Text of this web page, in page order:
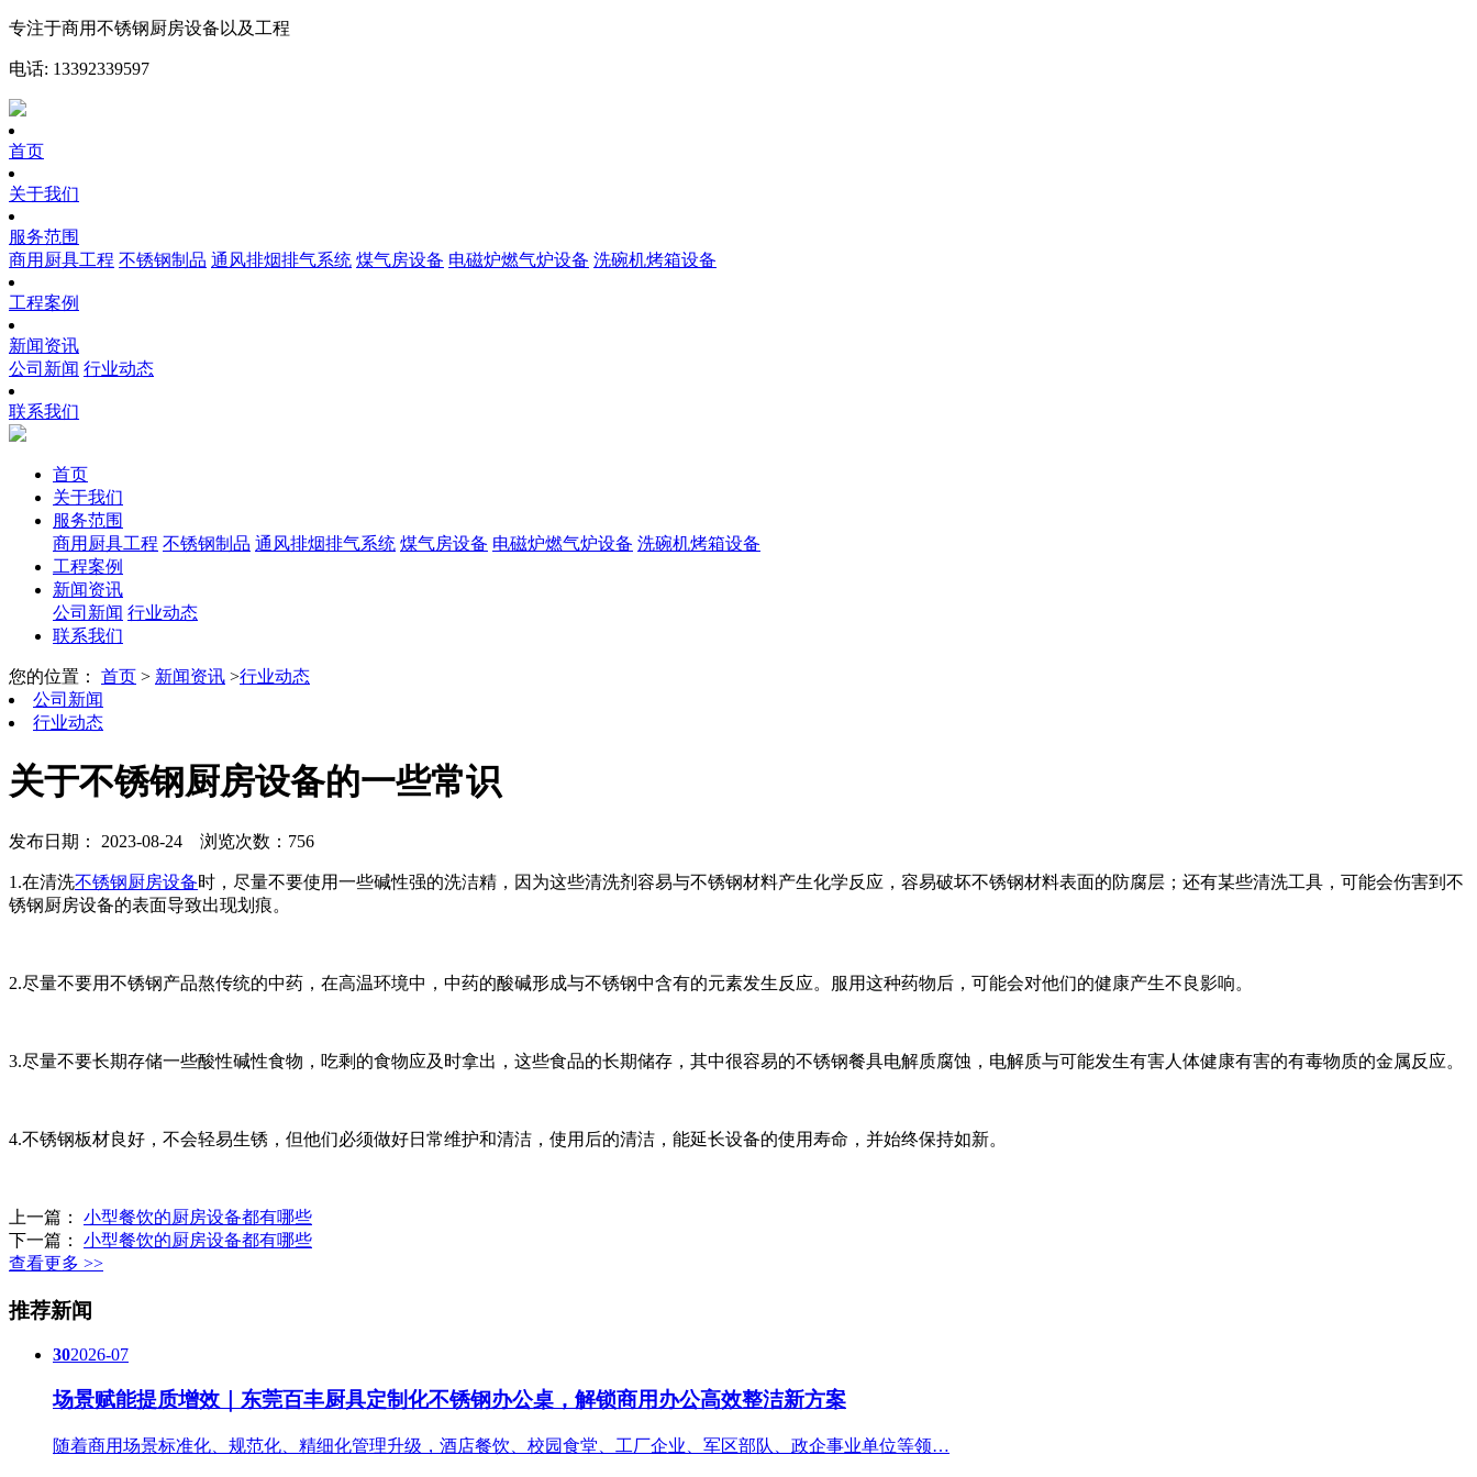
专注于商用不锈钢厨房设备以及工程
电话: 13392339597
首页
关于我们
服务范围
商用厨具工程 不锈钢制品 通风排烟排气系统 煤气房设备 电磁炉燃气炉设备 洗碗机烤箱设备
工程案例
新闻资讯
公司新闻 行业动态
联系我们
首页
关于我们
服务范围
商用厨具工程 不锈钢制品 通风排烟排气系统 煤气房设备 电磁炉燃气炉设备 洗碗机烤箱设备
工程案例
新闻资讯
公司新闻 行业动态
联系我们
您的位置： 首页 > 新闻资讯 >行业动态
公司新闻
行业动态
关于不锈钢厨房设备的一些常识
发布日期： 2023-08-24 浏览次数：756
1.在清洗不锈钢厨房设备时，尽量不要使用一些碱性强的洗洁精，因为这些清洗剂容易与不锈钢材料产生化学反应，容易破坏不锈钢材料表面的防腐层；还有某些清洗工具，可能会伤害到不
锈钢厨房设备的表面导致出现划痕。
2.尽量不要用不锈钢产品熬传统的中药，在高温环境中，中药的酸碱形成与不锈钢中含有的元素发生反应。服用这种药物后，可能会对他们的健康产生不良影响。
3.尽量不要长期存储一些酸性碱性食物，吃剩的食物应及时拿出，这些食品的长期储存，其中很容易的不锈钢餐具电解质腐蚀，电解质与可能发生有害人体健康有害的有毒物质的金属反应。
4.不锈钢板材良好，不会轻易生锈，但他们必须做好日常维护和清洁，使用后的清洁，能延长设备的使用寿命，并始终保持如新。
上一篇： 小型餐饮的厨房设备都有哪些
下一篇： 小型餐饮的厨房设备都有哪些
查看更多 >>
推荐新闻
302026-07
场景赋能提质增效｜东莞百丰厨具定制化不锈钢办公桌，解锁商用办公高效整洁新方案
随着商用场景标准化、规范化、精细化管理升级，酒店餐饮、校园食堂、工厂企业、军区部队、政企事业单位等领…